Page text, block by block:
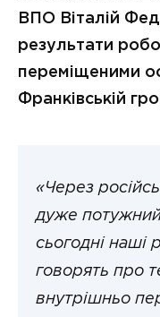
ВПО Віталій
результати
переміщеними
Франківській
«Через
дуже
сьогодні наші
говорять про
внутрішньо